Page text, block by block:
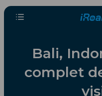
Bali,
complet